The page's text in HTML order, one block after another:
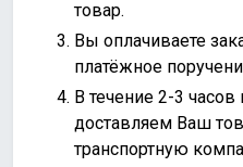
товар.
Вы оплачиваете
платёжное
В течение 2-3
доставляем Ваш
транспортную